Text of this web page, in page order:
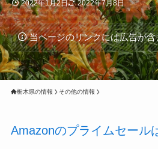
2022年1月2日 2022年7月8日
当ページのリンクには広告が
栃木県の情報 その他の情報
Amazonのプライムセール